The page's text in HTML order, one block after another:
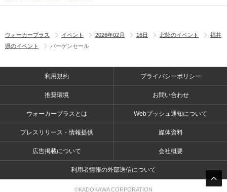
ウォーカープラス イベント 2026年02月 16日 北陸のイベント
福井
県のイベント
バーゲンセール
利用規約 プライバシーポリシー
推奨環境 お問い合わせ
ウォーカープラスとは Webプッシュ通知について
プレスリリース・情報提供 媒体資料
広告掲載について 会社概要
利用者情報の外部送信について
©KADOKAWA CORPORATION